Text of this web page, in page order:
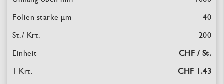
40
200
CHF / St.
CHF 1.43